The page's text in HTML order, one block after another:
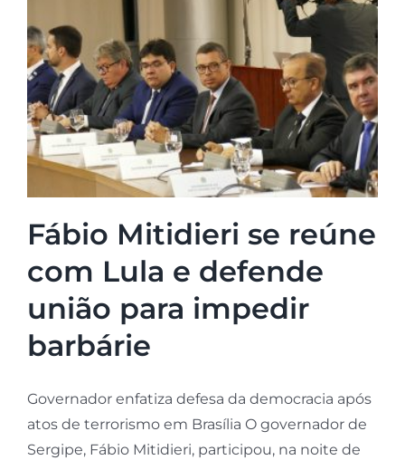
Fábio Mitidieri se reúne
com Lula e defende
união para impedir
barbárie
Governador enfatiza defesa da democracia após
atos de terrorismo em Brasília O governador de
Sergipe, Fábio Mitidieri, participou, na noite de